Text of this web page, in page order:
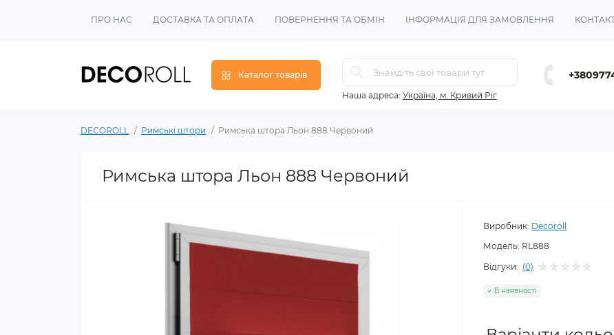
ПРО НАС ДОСТАВКА ТА ОПЛАТА ПОВЕРНЕННЯ ТА ОБМІН ІНФОРМАЦІЯ ДЛЯ ЗАМОВЛЕННЯ
Каталог товарів
Наша адреса: Україна, м. Кривий Ріг
DECOROLL Римські штори Римська штора Льон 888 Червоний
Римська штора Льон 888 Червоний
Виробник: Decoroll
Модель: RL888
Відгуки: (0)
В наявності